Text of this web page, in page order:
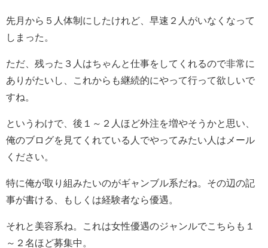
先月から５人体制にしたけれど、早速２人がいなくなって
しまった。
ただ、残った３人はちゃんと仕事をしてくれるので非常に
ありがたいし、これからも継続的にやって行って欲しいで
すね。
というわけで、後１～２人ほど外注を増やそうかと思い、
俺のブログを見てくれている人でやってみたい人はメール
ください。
特に俺が取り組みたいのがギャンブル系だね。その辺の記
事が書ける、もしくは経験者なら優遇。
それと美容系ね。これは女性優遇のジャンルでこちらも１
～２名ほど募集中。